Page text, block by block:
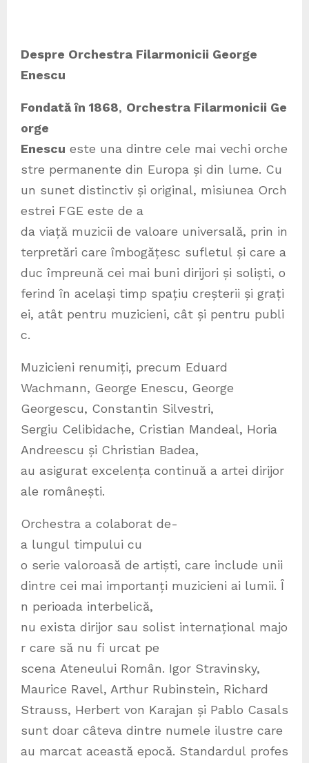
Despre Orchestra Filarmonicii George
Enescu
Fondată în 1868, Orchestra Filarmonicii Ge
orge
Enescu este una dintre cele mai vechi orche
stre permanente din Europa și din lume. Cu
un sunet distinctiv și original, misiunea Orch
estrei FGE este de a
da viață muzicii de valoare universală, prin in
terpretări care îmbogățesc sufletul și care a
duc împreună cei mai buni dirijori și soliști, o
ferind în același timp spațiu creșterii și grați
ei, atât pentru muzicieni, cât și pentru publi
c.
Muzicieni renumiți, precum Eduard
Wachmann, George Enescu, George
Georgescu, Constantin Silvestri,
Sergiu Celibidache, Cristian Mandeal, Horia
Andreescu și Christian Badea,
au asigurat excelența continuă a artei dirijor
ale românești.
Orchestra a colaborat de-
a lungul timpului cu
o serie valoroasă de artiști, care include unii
dintre cei mai importanți muzicieni ai lumii. Î
n perioada interbelică,
nu exista dirijor sau solist internațional majo
r care să nu fi urcat pe
scena Ateneului Român. Igor Stravinsky,
Maurice Ravel, Arthur Rubinstein, Richard
Strauss, Herbert von Karajan și Pablo Casals
sunt doar câteva dintre numele ilustre care
au marcat această epocă. Standardul profes